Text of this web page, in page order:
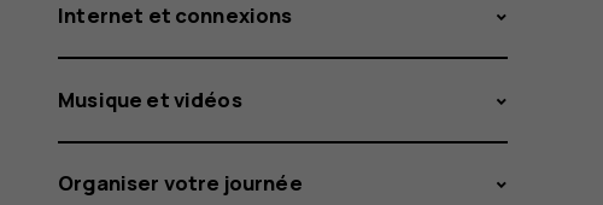
Internet et connexions
Musique et vidéos
Organiser votre journée